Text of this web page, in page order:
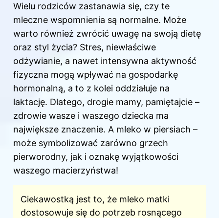
Wielu rodziców zastanawia się, czy te
mleczne wspomnienia są normalne. Może
warto również zwrócić uwagę na swoją dietę
oraz styl życia? Stres, niewłaściwe
odżywianie, a nawet intensywna aktywność
fizyczna mogą wpływać na gospodarkę
hormonalną, a to z kolei oddziałuje na
laktację. Dlatego, drogie mamy, pamiętajcie –
zdrowie wasze i waszego dziecka ma
największe znaczenie. A mleko w piersiach –
może symbolizować zarówno grzech
pierworodny, jak i oznakę wyjątkowości
waszego macierzyństwa!
Ciekawostką jest to, że mleko matki
dostosowuje się do potrzeb rosnącego